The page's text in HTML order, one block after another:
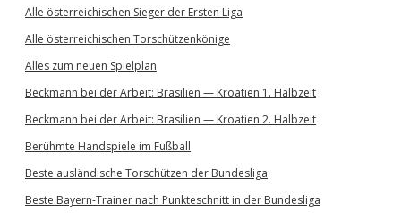
Alle österreichischen Sieger der Ersten Liga
Alle österreichischen Torschützenkönige
Alles zum neuen Spielplan
Beckmann bei der Arbeit: Brasilien — Kroatien 1. Halbzeit
Beckmann bei der Arbeit: Brasilien — Kroatien 2. Halbzeit
Berühmte Handspiele im Fußball
Beste ausländische Torschützen der Bundesliga
Beste Bayern-Trainer nach Punkteschnitt in der Bundesliga